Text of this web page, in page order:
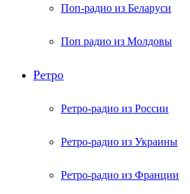
Поп-радио из Беларуси
Поп радио из Молдовы
Ретро
Ретро-радио из России
Ретро-радио из Украины
Ретро-радио из Франции